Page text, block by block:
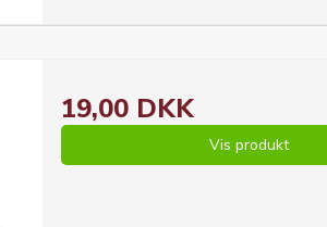
19,00 DKK
Vis produkt